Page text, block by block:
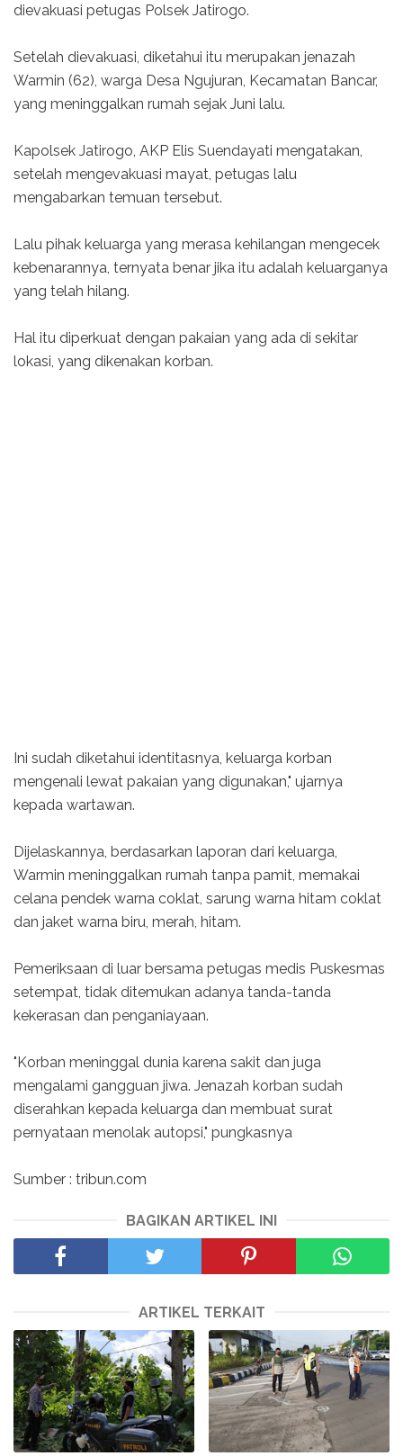
dievakuasi petugas Polsek Jatirogo.
Setelah dievakuasi, diketahui itu merupakan jenazah
Warmin (62), warga Desa Ngujuran, Kecamatan Bancar,
yang meninggalkan rumah sejak Juni lalu.
Kapolsek Jatirogo, AKP Elis Suendayati mengatakan,
setelah mengevakuasi mayat, petugas lalu
mengabarkan temuan tersebut.
Lalu pihak keluarga yang merasa kehilangan mengecek
kebenarannya, ternyata benar jika itu adalah keluarganya
yang telah hilang.
Hal itu diperkuat dengan pakaian yang ada di sekitar
lokasi, yang dikenakan korban.
Ini sudah diketahui identitasnya, keluarga korban
mengenali lewat pakaian yang digunakan," ujarnya
kepada wartawan.
Dijelaskannya, berdasarkan laporan dari keluarga,
Warmin meninggalkan rumah tanpa pamit, memakai
celana pendek warna coklat, sarung warna hitam coklat
dan jaket warna biru, merah, hitam.
Pemeriksaan di luar bersama petugas medis Puskesmas
setempat, tidak ditemukan adanya tanda-tanda
kekerasan dan penganiayaan.
"Korban meninggal dunia karena sakit dan juga
mengalami gangguan jiwa. Jenazah korban sudah
diserahkan kepada keluarga dan membuat surat
pernyataan menolak autopsi," pungkasnya
Sumber : tribun.com
BAGIKAN ARTIKEL INI
ARTIKEL TERKAIT